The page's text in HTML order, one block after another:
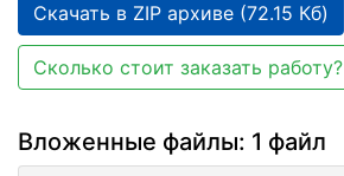
Скачать в ZIP архиве (72.15 Кб)
Сколько стоит заказать работу?
Вложенные файлы: 1 файл